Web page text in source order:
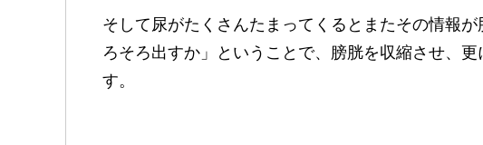
そして尿がたくさんたまってくるとまたその情報
ろそろ出すか」ということで、膀胱を収縮させ、
す。